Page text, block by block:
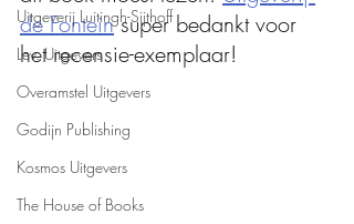
Uitgeverij Luitingh-Sijthoff
Lev. Uitgevers
Overamstel Uitgevers
Godijn Publishing
Kosmos Uitgevers
The House of Books
de Fontein super bedankt voor
het recensie-exemplaar!